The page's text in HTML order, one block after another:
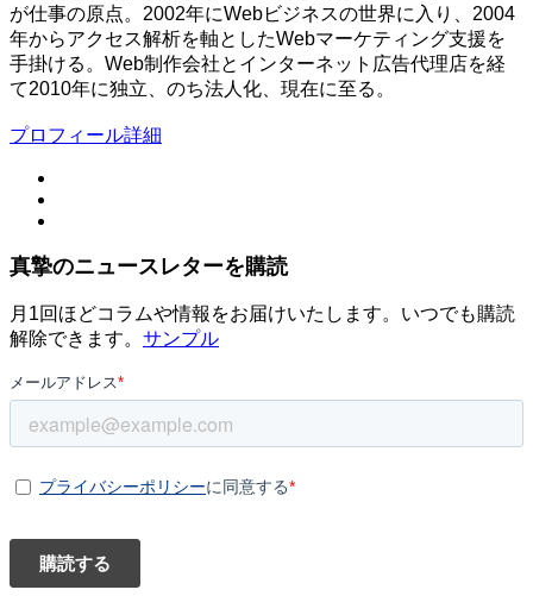
が仕事の原点。2002年にWebビジネスの世界に入り、2004
年からアクセス解析を軸としたWebマーケティング支援を
手掛ける。Web制作会社とインターネット広告代理店を経
て2010年に独立、のち法人化、現在に至る。
プロフィール詳細
真摯のニュースレターを購読
月1回ほどコラムや情報をお届けいたします。いつでも購読
解除できます。 サンプル